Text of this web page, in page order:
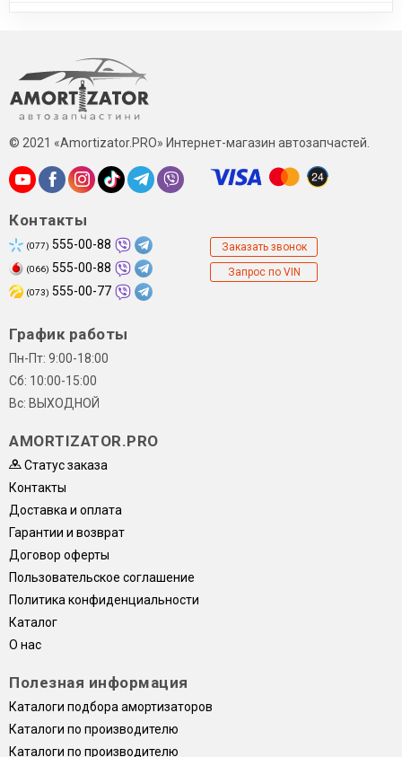
© 2021 «Amortizator.PRO» Интернет-магазин автозапчастей.
Контакты
(077) 555-00-88
(066) 555-00-88
(073) 555-00-77
Заказать звонок
Запрос по VIN
График работы
Пн-Пт: 9:00-18:00
Сб: 10:00-15:00
Вс: ВЫХОДНОЙ
AMORTIZATOR.PRO
Статус заказа
Контакты
Доставка и оплата
Гарантии и возврат
Договор оферты
Пользовательское соглашение
Политика конфиденциальности
Каталог
О нас
Полезная информация
Каталоги подбора амортизаторов
Каталоги по производителю
Каталоги по производителю